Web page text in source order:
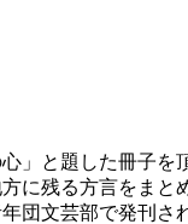
」と題した冊子を
に残る方言をま
団文芸部で発刊